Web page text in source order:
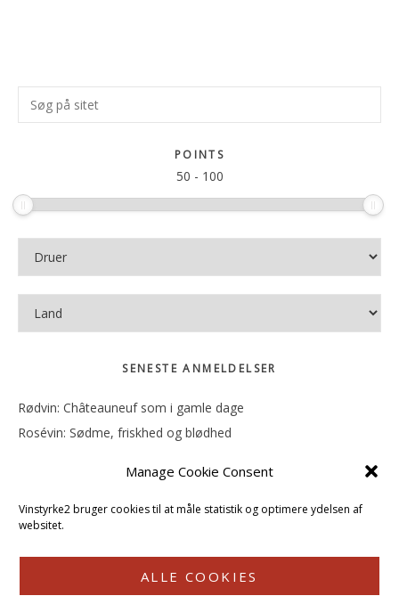
Manage Cookie Consent
Vinstyrke2 bruger cookies til at måle statistik og optimere ydelsen af
websitet.
ALLE COOKIES
Primær
Sidebar
Søg
på
POINTS
50 - 100
SENESTE ANMELDELSER
Rødvin: Châteauneuf som i gamle dage
Rosévin: Sødme, friskhed og blødhed
Rosévin: Forfriskende bagatel
Rosévin: Sødmen hænger i munden